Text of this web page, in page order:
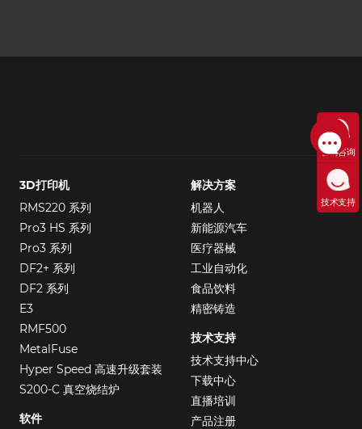
3D打印机
RMS220 系列
Pro3 HS 系列
Pro3 系列
DF2+ 系列
DF2 系列
E3
RMF500
MetalFuse
Hyper Speed 高速升级套装
S200-C 真空烧结炉
软件
解决方案
机器人
新能源汽车
医疗器械
工业自动化
食品饮料
精密铸造
技术支持
技术支持中心
下载中心
直播培训
产品注册
售前咨询
技术支持